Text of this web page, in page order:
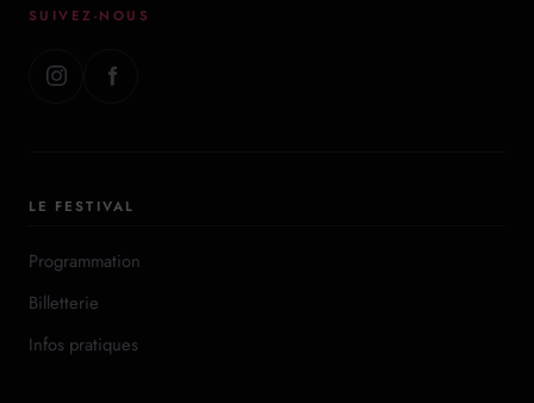
SUIVEZ-NOUS
LE FESTIVAL
Programmation
Billetterie
Infos pratiques